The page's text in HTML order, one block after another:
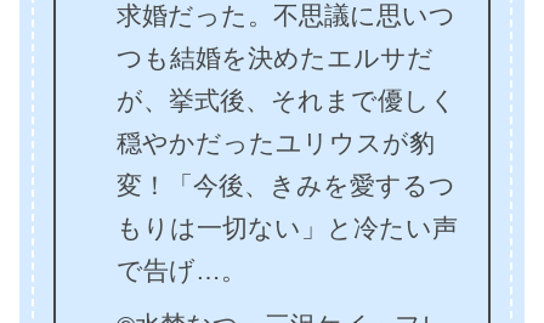
求婚だった。不思議に思いつ
つも結婚を決めたエルサだ
が、挙式後、それまで優しく
穏やかだったユリウスが豹
変！「今後、きみを愛するつ
もりは一切ない」と冷たい声
で告げ…。